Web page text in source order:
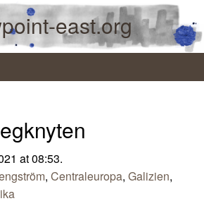
east.org
at 08:53.
, Centraleuropa, Galizien,